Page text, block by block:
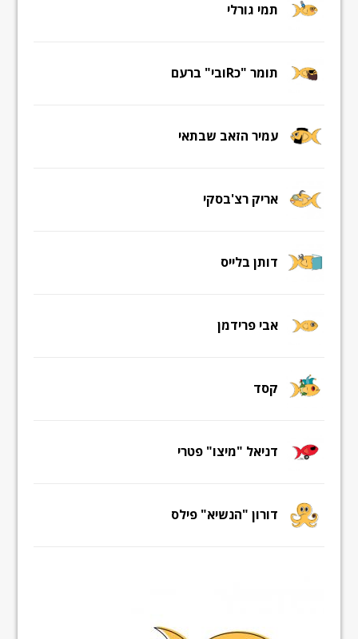
תמי גורלי
תומר "כRובי" ברעם
עמיר הזאב שבתאי
אריק רצ'בסקי
דותן בלייס
אבי פרידמן
קסד
דניאל "מיצו" פטרי
דורון "הנשיא" פילס